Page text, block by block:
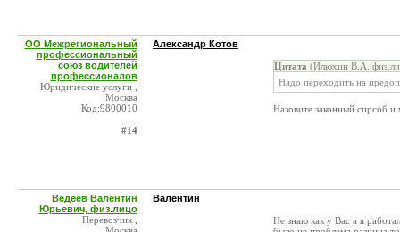
ОО Межрегиональный
профессиональный
союз водителей
профессионалов
Юридические услуги ,
Москва
Код:9800010
#14
Александр Котов
Цитата (Илюхин В.А.
Надо переходить на
Назовите законный спрсоб и
Ведеев Валентин
Юрьевич, физ.лицо
Перевозчик ,
Валентин
Не знаю как у Вас а я